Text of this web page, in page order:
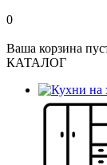
0
Ваша корзина
КАТАЛОГ